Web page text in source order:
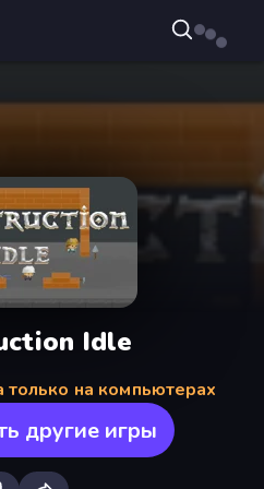
Idle
только на компьютерах
другие игры